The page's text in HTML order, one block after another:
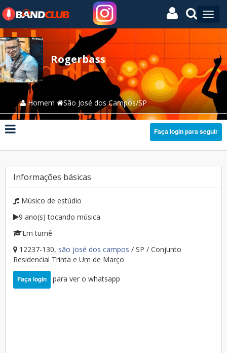
Rogerbass
Homem São José dos Campos/SP
Faça login para seguir
Informações básicas
Músico de estúdio
9 ano(s) tocando música
Em turnê
12237-130, são josé dos campos / SP / Conjunto
Residencial Trinta e Um de Março
Faça login para ver o whatsapp